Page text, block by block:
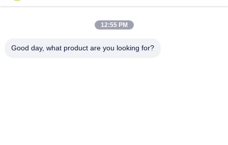
Notre Newsletter
Abonnez-vous à notre newsletter pour des réductions et plus
12:55 PM
Good day, what product are you looking for?